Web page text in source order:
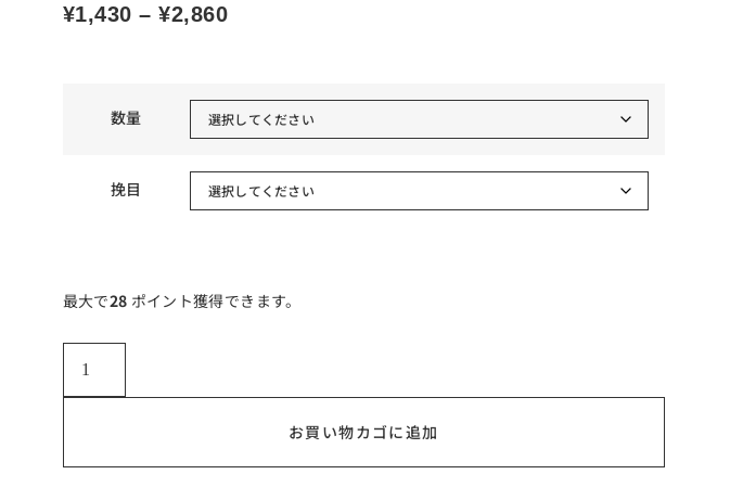
¥1,430 –¥2,860
数量
挽目
最大で28 ポイント獲得できます。
お買い物カゴに追加